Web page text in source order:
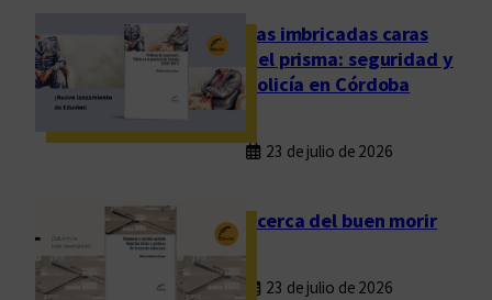
m
b
c
n
E
Las imbricadas caras
del prisma: seguridad y
policía en Córdoba
23 de julio de 2026
Acerca del buen morir
23 de julio de 2026